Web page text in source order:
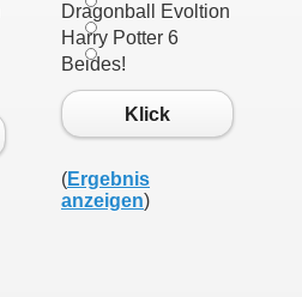
Dragonball Evoltion
Harry Potter 6
Beides!
Klick
(Ergebnis
anzeigen)